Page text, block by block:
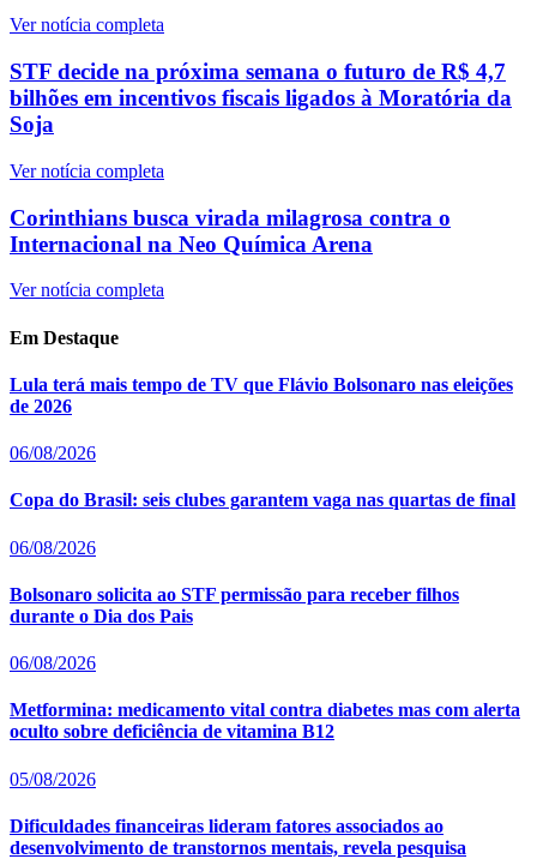
Ver notícia completa
STF decide na próxima semana o futuro de R$ 4,7
bilhões em incentivos fiscais ligados à Moratória da
Soja
Ver notícia completa
Corinthians busca virada milagrosa contra o
Internacional na Neo Química Arena
Ver notícia completa
Em Destaque
Lula terá mais tempo de TV que Flávio Bolsonaro nas eleições
de 2026
06/08/2026
Copa do Brasil: seis clubes garantem vaga nas quartas de final
06/08/2026
Bolsonaro solicita ao STF permissão para receber filhos
durante o Dia dos Pais
06/08/2026
Metformina: medicamento vital contra diabetes mas com alerta
oculto sobre deficiência de vitamina B12
05/08/2026
Dificuldades financeiras lideram fatores associados ao
desenvolvimento de transtornos mentais, revela pesquisa